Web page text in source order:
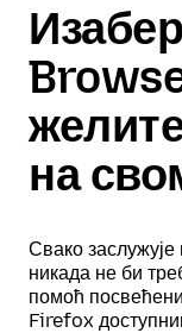
на
Свако заслужује
никада не би
помоћ
Firefox